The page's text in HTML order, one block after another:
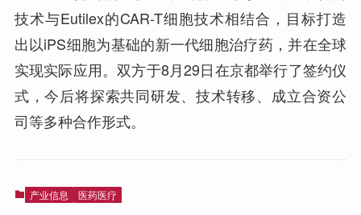
技术与Eutilex的CAR-T细胞技术相结合，目标打造
出以iPS细胞为基础的新一代细胞治疗药，并在全球
实现实际应用。双方于8月29日在京都举行了签约仪
式，今后将探索共同研发、技术转移、成立合资公
司等多种合作形式。
产业信息 医药医疗